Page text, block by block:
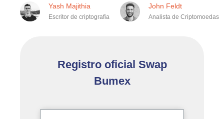
Yash Majithia
Escritor de criptografia
John Feldt
Analista de Criptomoedas
Registro oficial Swap
Bumex